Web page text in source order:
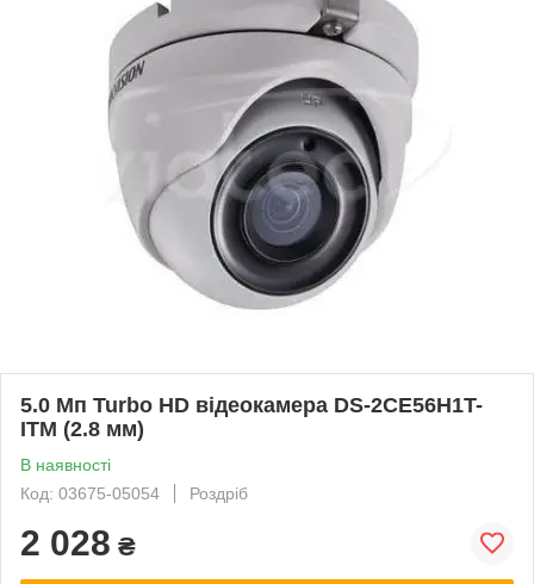
5.0 Мп Turbo HD відеокамера DS-2CE56H1T-
ITM (2.8 мм)
В наявності
Код: 03675-05054
Роздріб
2 028 ₴